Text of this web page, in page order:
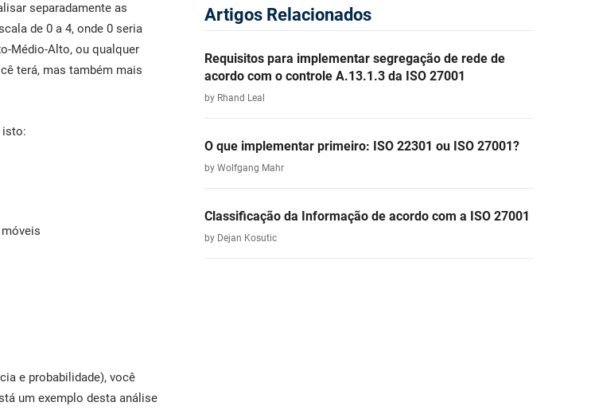
separadamente as
de 0 a 4, onde 0 seria
Médio-Alto, ou qualquer
terá, mas também mais
isto:
e probabilidade), você
um exemplo desta análise
Artigos Relacionados
Requisitos para implementar segregação de rede de
acordo com o controle A.13.1.3 da ISO 27001
by Rhand Leal
O que implementar primeiro: ISO 22301 ou ISO 27001?
by Wolfgang Mahr
Classificação da Informação de acordo com a ISO 27001
by Dejan Kosutic